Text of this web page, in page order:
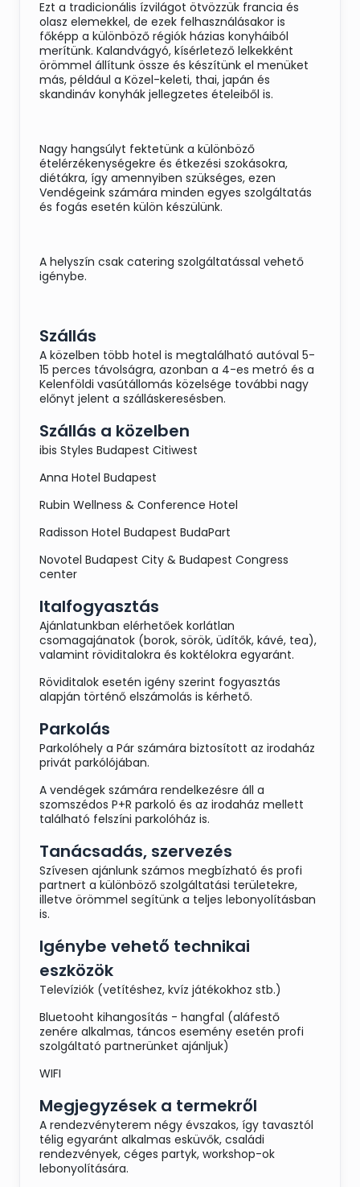
Ezt a tradicionális ízvilágot ötvözzük francia és
olasz elemekkel, de ezek felhasználásakor is
főképp a különböző régiók házias konyháiból
merítünk. Kalandvágyó, kísérletező lelkekként
örömmel állítunk össze és készítünk el menüket
más, például a Közel-keleti, thai, japán és
skandináv konyhák jellegzetes ételeiből is.
Nagy hangsúlyt fektetünk a különböző
ételérzékenységekre és étkezési szokásokra,
diétákra, így amennyiben szükséges, ezen
Vendégeink számára minden egyes szolgáltatás
és fogás esetén külön készülünk.
A helyszín csak catering szolgáltatással vehető
igénybe.
Szállás
A közelben több hotel is megtalálható autóval 5-
15 perces távolságra, azonban a 4-es metró és a
Kelenföldi vasútállomás közelsége további nagy
előnyt jelent a szálláskeresésben.
Szállás a közelben
ibis Styles Budapest Citiwest
Anna Hotel Budapest
Rubin Wellness & Conference Hotel
Radisson Hotel Budapest BudaPart
Novotel Budapest City & Budapest Congress
center
Italfogyasztás
Ajánlatunkban elérhetőek korlátlan
csomagajánatok (borok, sörök, üdítők, kávé, tea),
valamint röviditalokra és koktélokra egyaránt.
Röviditalok esetén igény szerint fogyasztás
alapján történő elszámolás is kérhető.
Parkolás
Parkolóhely a Pár számára biztosított az irodaház
privát parkólójában.
A vendégek számára rendelkezésre áll a
szomszédos P+R parkoló és az irodaház mellett
található felszíni parkolóház is.
Tanácsadás, szervezés
Szívesen ajánlunk számos megbízható és profi
partnert a különböző szolgáltatási területekre,
illetve örömmel segítünk a teljes lebonyolításban
is.
Igénybe vehető technikai
eszközök
Televíziók (vetítéshez, kvíz játékokhoz stb.)
Bluetooht kihangosítás - hangfal (aláfestő
zenére alkalmas, táncos esemény esetén profi
szolgáltató partnerünket ajánljuk)
WIFI
Megjegyzések a termekről
A rendezvényterem négy évszakos, így tavasztól
télig egyaránt alkalmas esküvők, családi
rendezvények, céges partyk, workshop-ok
lebonyolítására.